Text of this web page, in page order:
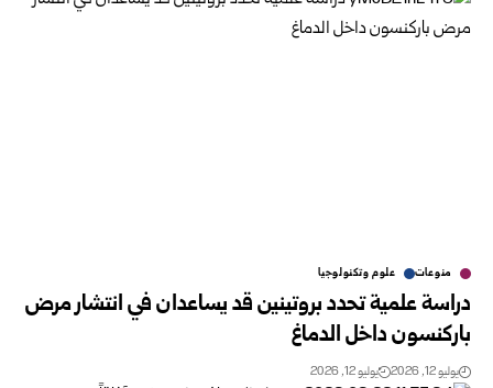
منوعات علوم وتكنولوجيا
دراسة علمية تحدد بروتينين قد يساعدان في انتشار مرض
باركنسون داخل الدماغ
يوليو 12, 2026 يوليو 12, 2026